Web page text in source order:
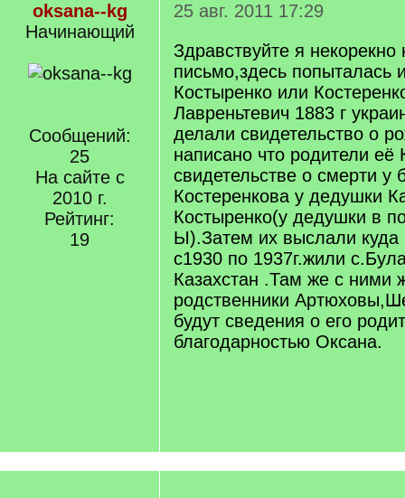
oksana--kg
Начинающий
Сообщений:
25
На сайте с
2010 г.
Рейтинг:
19
25 авг. 2011 17:29
Здравствуйте я
письмо,здесь попыталась
Костыренко или
Лавреньтевич 1883 г
делали свидетельство о
написано что родители её
свидетельстве о смерти у
Костеренкова у дедушки
Костыренко(у дедушки в
Ы).Затем их выслали куда
с1930 по 1937г.жили
Казахстан .Там же с ними
родственники
будут сведения о его
благодарностью Оксана.